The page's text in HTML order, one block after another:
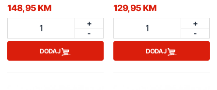
148,95 KM
1
+
-
DODAJ
129,95 KM
1
+
-
DODAJ